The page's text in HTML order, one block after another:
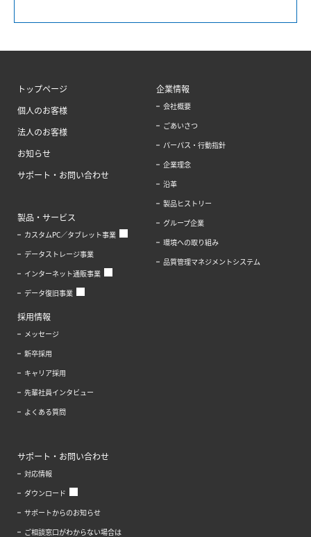
トップページ
個人のお客様
法人のお客様
お知らせ
サポート・お問い合わせ
製品・サービス
カスタムPC／タブレット事業
データストレージ事業
インターネット通販事業
データ復旧事業
企業情報
会社概要
ごあいさつ
パーパス・行動指針
企業理念
沿革
製品ヒストリー
グループ企業
環境への取り組み
品質管理マネジメントシステム
採用情報
メッセージ
新卒採用
キャリア採用
先輩社員インタビュー
よくある質問
サポート・お問い合わせ
対応情報
ダウンロード
サポートからのお知らせ
ご相談窓口がわからない場合は